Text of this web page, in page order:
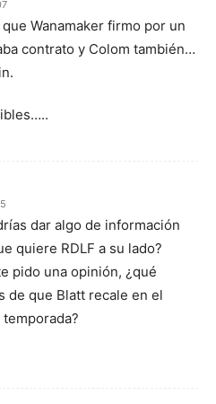
Wanamaker firmo por un
contrato y Colom también…
dar algo de información
quiere RDLF a su lado?
pido una opinión, ¿qué
de que Blatt recale en el